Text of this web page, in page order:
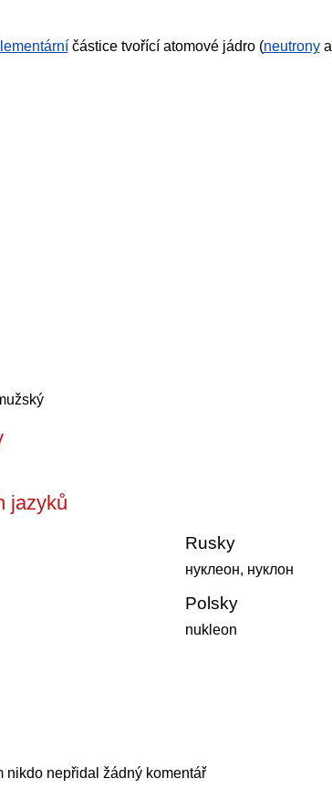
částice tvořící atomové jádro (neutronya
jazyků
Rusky
нуклеон, нуклон
Polsky
nukleon
nikdo nepřidal žádný komentář